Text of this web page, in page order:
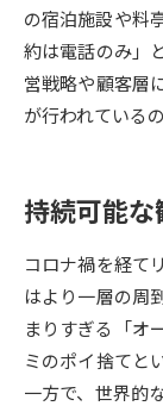
オープンキャンパス
来場型・Web型イベ
志望校・出願校
併願校選び
の宿泊施設や料
約は電話のみ」
営戦略や顧客層
が行われているの
持続可能
コロナ禍を経て
はより一層の周
まりすぎる「オ
ミのポイ捨てと
一方で、世界的